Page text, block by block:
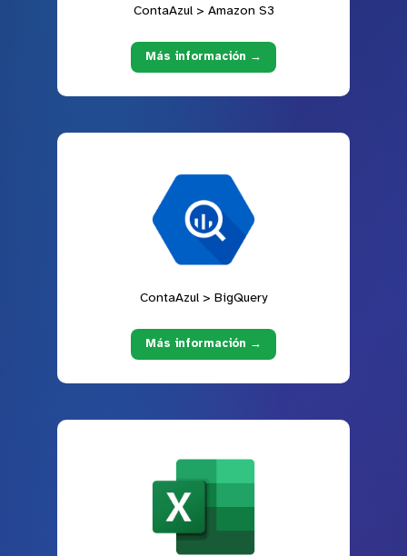
ContaAzul > Amazon S3
Más información →
ContaAzul > BigQuery
Más información →